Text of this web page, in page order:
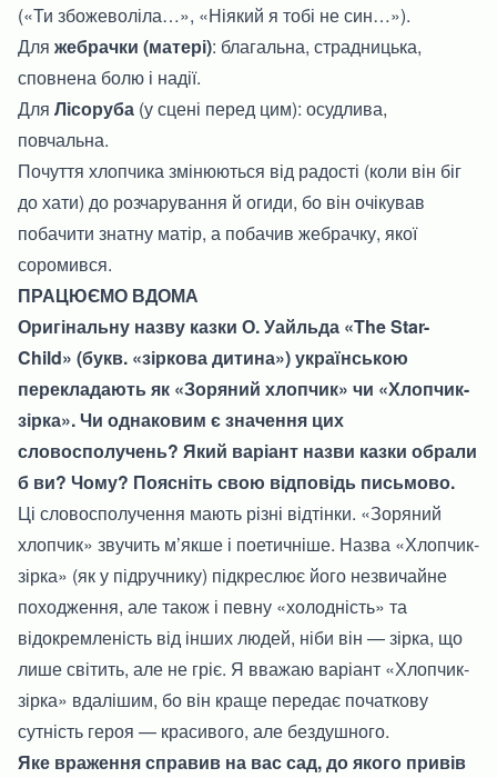
(«Ти збожеволіла…», «Ніякий я тобі не син…»).
Для жебрачки (матері): благальна, страдницька,
сповнена болю і надії.
Для Лісоруба (у сцені перед цим): осудлива,
повчальна.
Почуття хлопчика змінюються від радості (коли він біг
до хати) до розчарування й огиди, бо він очікував
побачити знатну матір, а побачив жебрачку, якої
соромився.
ПРАЦЮЄМО ВДОМА
Оригінальну назву казки О. Уайльда «The Star-
Child» (букв. «зіркова дитина») українською
перекладають як «Зоряний хлопчик» чи «Хлопчик-
зірка». Чи однаковим є значення цих
словосполучень? Який варіант назви казки обрали
б ви? Чому? Поясніть свою відповідь письмово.
Ці словосполучення мають різні відтінки. «Зоряний
хлопчик» звучить м’якше і поетичніше. Назва «Хлопчик-
зірка» (як у підручнику) підкреслює його незвичайне
походження, але також і певну «холодність» та
відокремленість від інших людей, ніби він — зірка, що
лише світить, але не гріє. Я вважаю варіант «Хлопчик-
зірка» вдалішим, бо він краще передає початкову
сутність героя — красивого, але бездушного.
Яке враження справив на вас сад, до якого привів